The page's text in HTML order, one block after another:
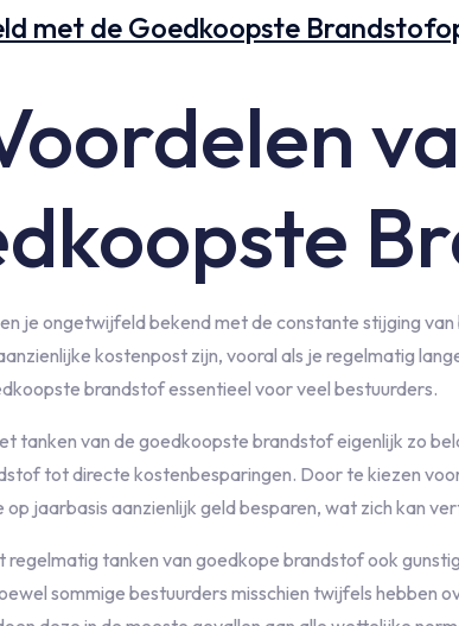
met de Goedkoopste
je ongetwijfeld bekend met de constante stijging
kostenpost zijn, vooral als je regelmatig
brandstof essentieel voor veel bestuurders.
tanken van de goedkoopste brandstof eigenlijk zo
tot directe kostenbesparingen. Door te kiezen
op jaarbasis aanzienlijk geld besparen, wat zich kan
regelmatig tanken van goedkope brandstof ook
sommige bestuurders misschien twijfels hebben